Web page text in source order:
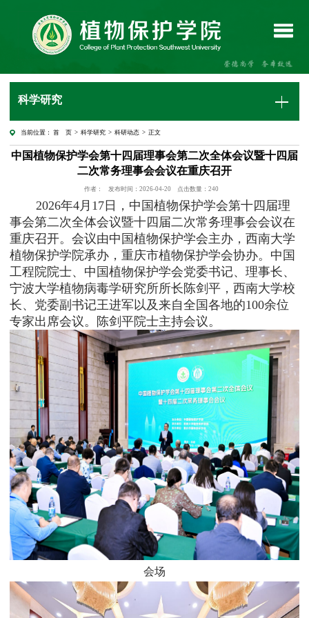
科学研究
当前位置： 首 页 >科学研究 >科研动态 > 正文
中国植物保护学会第十四届理事会第二次全体会议暨十四届
二次常务理事会会议在重庆召开
作者： 发布时间：2026-04-20 点击数量： 240
2026年4月17日，中国植物保护学会第十四届理
事会第二次全体会议暨十四届二次常务理事会会议在
重庆召开。会议由中国植物保护学会主办，西南大学
植物保护学院承办，重庆市植物保护学会协办。中国
工程院院士、中国植物保护学会党委书记、理事长、
宁波大学植物病毒学研究所所长陈剑平，西南大学校
长、党委副书记王进军以及来自全国各地的100余位
专家出席会议。陈剑平院士主持会议。
会场